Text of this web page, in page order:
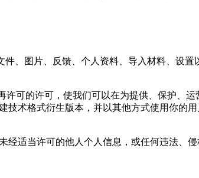
件、图片、反馈、个人资料、导入材料、设
许可的许可，使我们可以在为提供、保护、
术格式衍生版本，并以其他方式使用你的
适当许可的他人个人信息，或任何违法、